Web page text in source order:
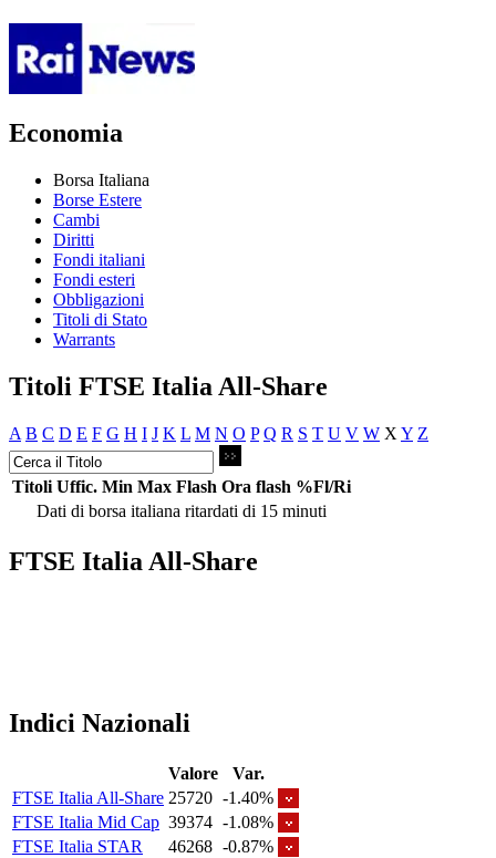
Economia
Borsa Italiana
Borse Estere
Cambi
Diritti
Fondi italiani
Fondi esteri
Obbligazioni
Titoli di Stato
Warrants
Titoli FTSE Italia All-Share
A B C D E F G H I J K L M N O P Q R S T U V W X Y Z
Titoli Uffic. Min Max Flash Ora flash %Fl/Ri
Dati di borsa italiana ritardati di 15 minuti
FTSE Italia All-Share
Indici Nazionali
Valore
Var.
FTSE Italia All-Share 25720 -1.40%
FTSE Italia Mid Cap 39374 -1.08%
FTSE Italia STAR
46268 -0.87%